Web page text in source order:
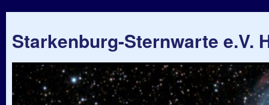
Starkenburg-Sternwarte e.V.